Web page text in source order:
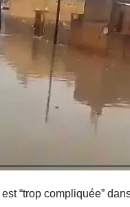
est “trop compliquée”